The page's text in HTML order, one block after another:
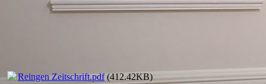
Reingen Zeitschrift.pdf(412.42KB)